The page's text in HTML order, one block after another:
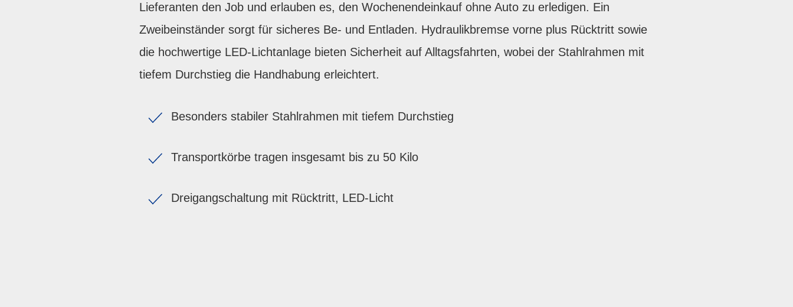
Lieferanten den Job und erlauben es, den Wochenendeinkauf ohne Auto zu erledigen. Ein
Zweibeinständer sorgt für sicheres Be- und Entladen. Hydraulikbremse vorne plus Rücktritt sowie
die hochwertige LED-Lichtanlage bieten Sicherheit auf Alltagsfahrten, wobei der Stahlrahmen mit
tiefem Durchstieg die Handhabung erleichtert.
Besonders stabiler Stahlrahmen mit tiefem Durchstieg
Transportkörbe tragen insgesamt bis zu 50 Kilo
Dreigangschaltung mit Rücktritt, LED-Licht